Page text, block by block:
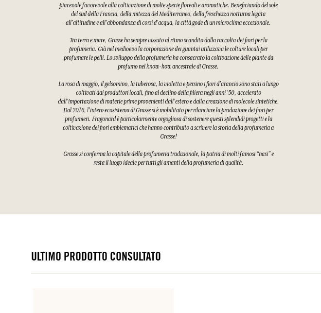
piacevole favorevole alla coltivazione di molte specie floreali e aromatiche. Beneficiando del sole
del sud della Francia, della mitezza del Mediterraneo, della freschezza notturna legata
all'altitudine e all'abbondanza di corsi d'acqua, la città gode di un microclima eccezionale.
Tra terra e mare, Grasse ha sempre vissuto al ritmo scandito dalla raccolta dei fiori per la
profumeria. Già nel medioevo la corporazione dei guantai utilizzava le colture locali per
profumare le pelli. Lo sviluppo della profumeria ha consacrato la coltivazione delle piante da
profumo nel know-how ancestrale di Grasse.
La rosa di maggio, il gelsomino, la tuberosa, la violetta e persino i fiori d'arancio sono stati a lungo
coltivati dai produttori locali, fino al declino della filiera negli anni '50, accelerato
dall'importazione di materie prime provenienti dall'estero e dalla creazione di molecole sintetiche.
Dal 2016, l'intero ecosistema di Grasse si è mobilitato per rilanciare la produzione dei fiori per
profumieri. Fragonard è particolarmente orgogliosa di sostenere questi splendidi progetti e la
coltivazione dei fiori emblematici che hanno contribuito a scrivere la storia della profumeria a
Grasse!
Grasse si conferma la capitale della profumeria tradizionale, la patria di molti famosi “nasi” e
resta il luogo ideale per tutti gli amanti della profumeria di qualità.
ULTIMO PRODOTTO CONSULTATO